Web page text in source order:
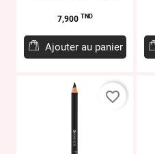
Prix
7,900 TND
Ajouter au panier
favorite_border